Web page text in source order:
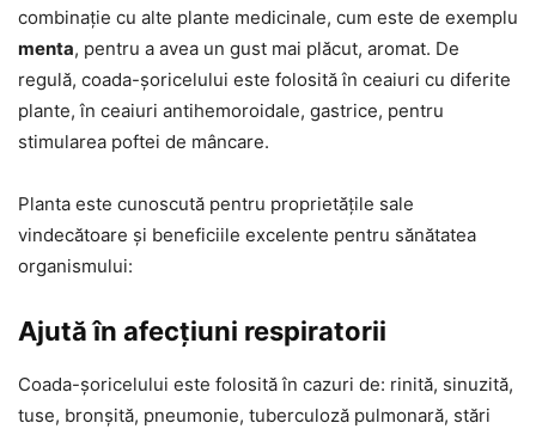
combinație cu alte plante medicinale, cum este de exemplu
menta, pentru a avea un gust mai plăcut, aromat. De
regulă, coada-șoricelului este folosită în ceaiuri cu diferite
plante, în ceaiuri antihemoroidale, gastrice, pentru
stimularea poftei de mâncare.
Planta este cunoscută pentru proprietățile sale
vindecătoare și beneficiile excelente pentru sănătatea
organismului:
Ajută în afecțiuni respiratorii
Coada-șoricelului este folosită în cazuri de: rinită, sinuzită,
tuse, bronșită, pneumonie, tuberculoză pulmonară, stări